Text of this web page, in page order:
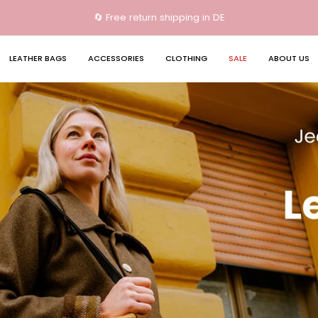
🔄 Free return shipping in DE
LEATHER BAGS ACCESSORIES CLOTHING SALE ABOUT US